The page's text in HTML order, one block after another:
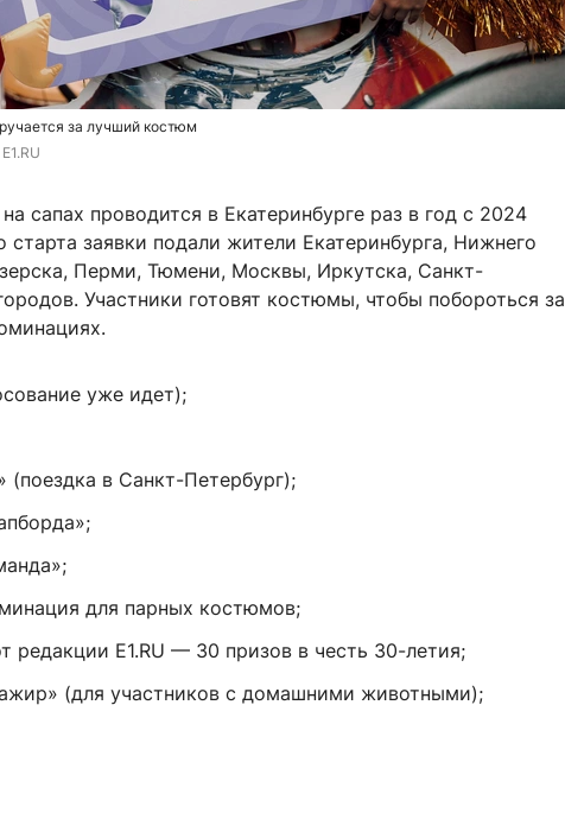
за лучший костюм
сапах проводится в Екатеринбурге раз в год с 2024
старта заявки подали жители Екатеринбурга, Нижнего
Перми, Тюмени, Москвы, Иркутска, Санкт-
Участники готовят костюмы, чтобы побороться за
уже идет);
в Санкт-Петербург);
для парных костюмов;
редакции E1.RU — 30 призов в честь 30-летия;
(для участников с домашними животными);